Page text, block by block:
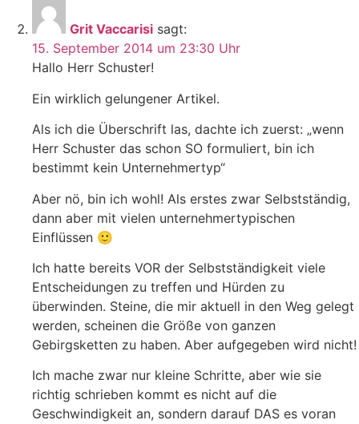
Grit Vaccarisi sagt:
15. September 2014 um 23:30 Uhr
Hallo Herr Schuster!
Ein wirklich gelungener Artikel.
Als ich die Überschrift las, dachte ich zuerst: „wenn
Herr Schuster das schon SO formuliert, bin ich
bestimmt kein Unternehmertyp“
Aber nö, bin ich wohl! Als erstes zwar Selbstständig,
dann aber mit vielen unternehmertypischen
Einflüssen 🙂
Ich hatte bereits VOR der Selbstständigkeit viele
Entscheidungen zu treffen und Hürden zu
überwinden. Steine, die mir aktuell in den Weg gelegt
werden, scheinen die Größe von ganzen
Gebirgsketten zu haben. Aber aufgegeben wird nicht!
Ich mache zwar nur kleine Schritte, aber wie sie
richtig schrieben kommt es nicht auf die
Geschwindigkeit an, sondern darauf DAS es voran